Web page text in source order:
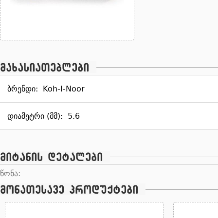
მახასიათებლები
ბრენდი: Koh-I-Noor
დიამეტრი (მმ): 5.6
მიტანის დეტალები
წონა:
მონათესავე პროდუქტები